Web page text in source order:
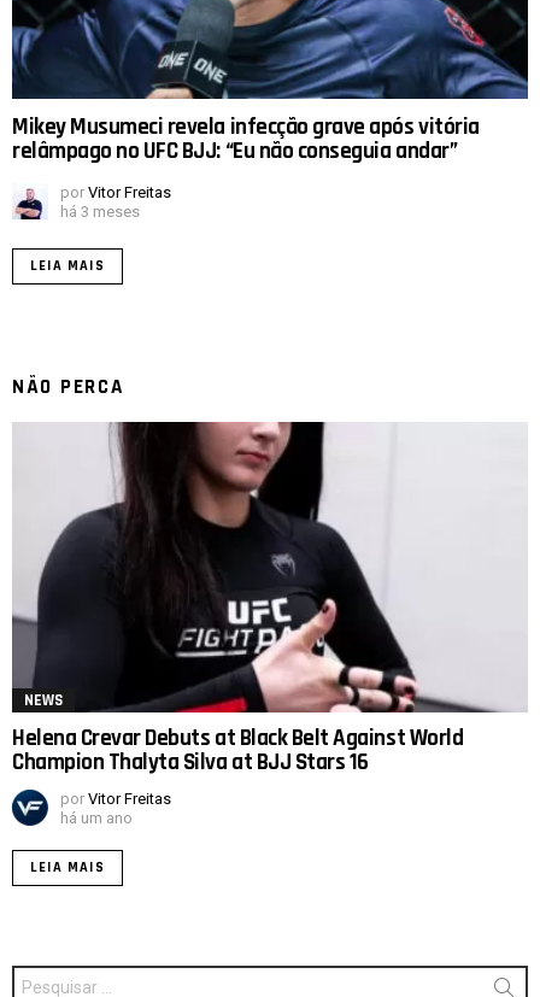
Mikey Musumeci revela infecção grave após vitória
relâmpago no UFC BJJ: “Eu não conseguia andar”
por Vitor Freitas
há 3 meses
LEIA MAIS
NÃO PERCA
NEWS
Helena Crevar Debuts at Black Belt Against World
Champion Thalyta Silva at BJJ Stars 16
por Vitor Freitas
há um ano
LEIA MAIS
Procurar